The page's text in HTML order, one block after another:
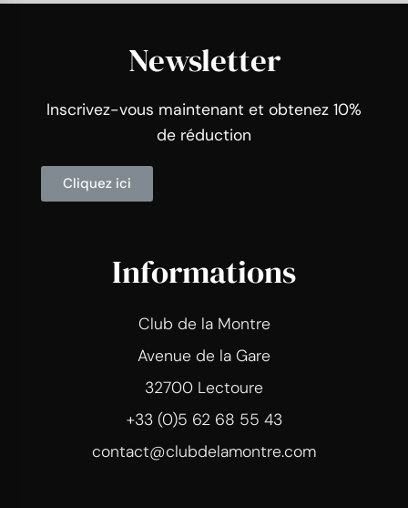
Newsletter
Inscrivez-vous maintenant et obtenez 10%
de réduction
Cliquez ici
Informations
Club de la Montre
Avenue de la Gare
32700 Lectoure
+33 (0)5 62 68 55 43
contact@clubdelamontre.com